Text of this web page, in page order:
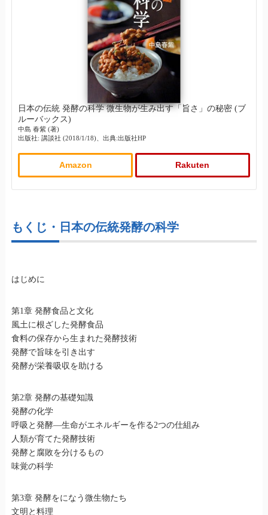
日本の伝統 発酵の科学 微生物が生み出す「旨さ」の秘密 (ブ
ルーバックス)
中島 春紫 (著)
出版社: 講談社 (2018/1/18)、出典:出版社HP
Amazon Rakuten
もくじ・日本の伝統発酵の科学
はじめに
第1章 発酵食品と文化
風土に根ざした発酵食品
食料の保存から生まれた発酵技術
発酵で旨味を引き出す
発酵が栄養吸収を助ける
第2章 発酵の基礎知識
発酵の化学
呼吸と発酵―生命がエネルギーを作る2つの仕組み
人類が育てた発酵技術
発酵と腐敗を分けるもの
味覚の科学
第3章 発酵をになう微生物たち
文明と料理